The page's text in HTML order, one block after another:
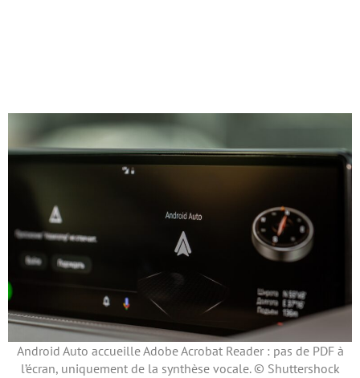
Android Auto accueille Adobe Acrobat Reader : pas de PDF à
l’écran, uniquement de la synthèse vocale. © Shuttershock